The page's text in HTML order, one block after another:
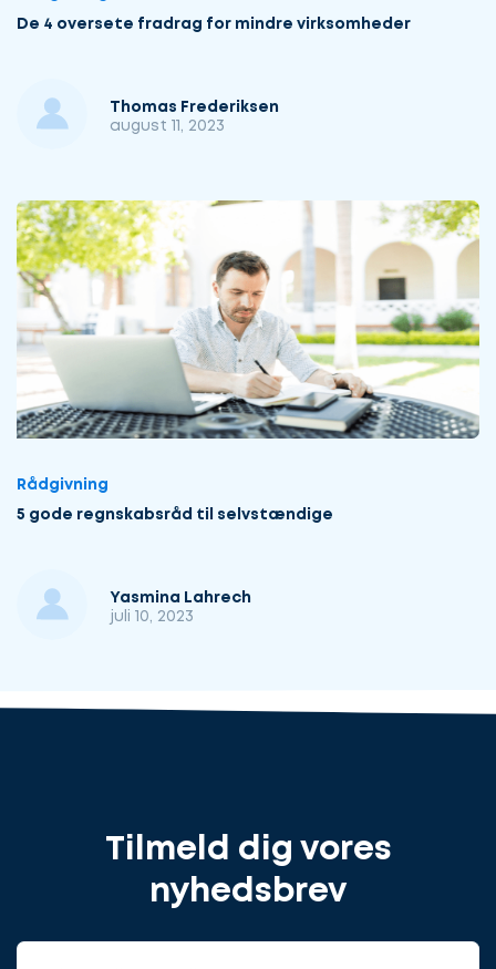
De 4 oversete fradrag for mindre virksomheder
Thomas Frederiksen
august 11, 2023
Rådgivning
5 gode regnskabsråd til selvstændige
Yasmina Lahrech
juli 10, 2023
Tilmeld dig vores
nyhedsbrev